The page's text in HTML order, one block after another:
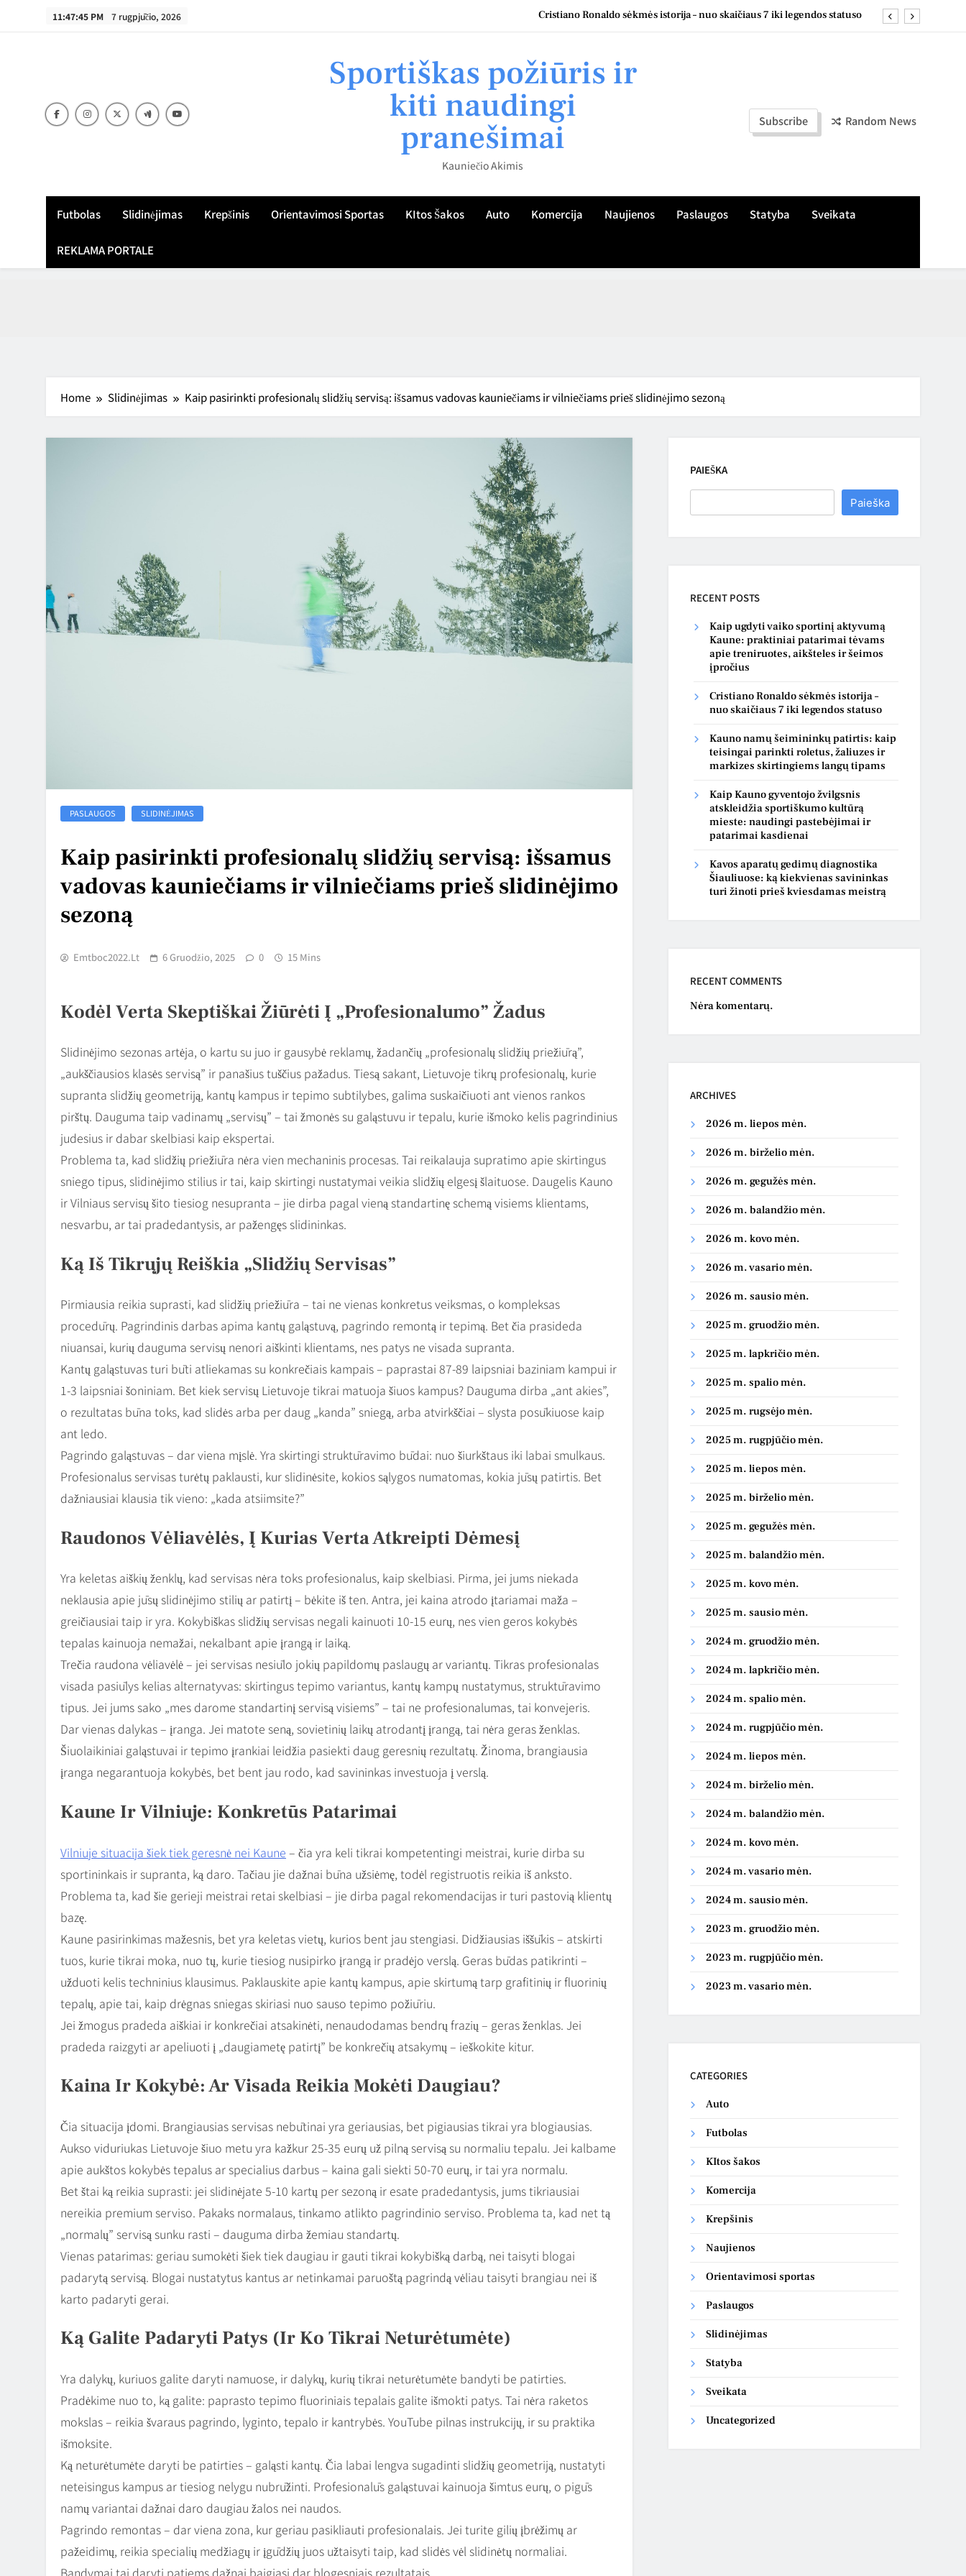
11:47:46 PM 7 rugpjūčio, 2026 Cristiano Ronaldo sėkmės istorija – nuo skaičiaus 7 iki legendos statuso
Kaip Kauno gyventojo žvilgsnis atskleidžia sportiškumo kultūrą mieste: naudingi pastebėjimai ir patarimai kasdienai
Kaip ugdyti vaiko sportinį aktyvumą Kaune: praktiniai patarimai tėvams apie treniruotes, aikšteles ir šeimos įpročius
Cristiano Ronaldo sėkmės istorija – nuo skaičiaus 7 iki legendos statuso
Kauno namų šeimininkų patirtis: kaip teisingai parinkti roletus, žaliuzes ir markizes skirtingiems langų tipams
Kaip Kauno gyventojo žvilgsnis atskleidžia sportiškumo kultūrą mieste: naudingi pastebėjimai ir patarimai kasdienai
Sportiškas požiūris ir
kiti naudingi
pranešimai
Kauniečio Akimis
Subscribe Random News
Futbolas Slidinėjimas Krepšinis Orientavimosi Sportas KItos Šakos Auto Komercija Naujienos Paslaugos Statyba Sveikata
REKLAMA PORTALE
Home Slidinėjimas Kaip pasirinkti profesionalų slidžių servisą: išsamus vadovas kauniečiams ir vilniečiams prieš slidinėjimo sezoną
PASLAUGOS SLIDINĖJIMAS
Kaip pasirinkti profesionalų slidžių servisą: išsamus
vadovas kauniečiams ir vilniečiams prieš slidinėjimo
sezoną
Emtboc2022.lt 6 Gruodžio, 2025 0 15 Mins
Kodėl Verta Skeptiškai Žiūrėti Į „profesionalumo” Žadus
Slidinėjimo sezonas artėja, o kartu su juo ir gausybė reklamų, žadančių „profesionalų slidžių priežiūrą”,
„aukščiausios klasės servisą” ir panašius tuščius pažadus. Tiesą sakant, Lietuvoje tikrų profesionalų, kurie
supranta slidžių geometriją, kantų kampus ir tepimo subtilybes, galima suskaičiuoti ant vienos rankos
pirštų. Dauguma taip vadinamų „servisų” – tai žmonės su galąstuvu ir tepalu, kurie išmoko kelis pagrindinius
judesius ir dabar skelbiasi kaip ekspertai.
Problema ta, kad slidžių priežiūra nėra vien mechaninis procesas. Tai reikalauja supratimo apie skirtingus
sniego tipus, slidinėjimo stilius ir tai, kaip skirtingi nustatymai veikia slidžių elgesį šlaituose. Daugelis Kauno
ir Vilniaus servisų šito tiesiog nesupranta – jie dirba pagal vieną standartinę schemą visiems klientams,
nesvarbu, ar tai pradedantysis, ar pažengęs slidininkas.
Ką Iš Tikrųjų Reiškia „slidžių Servisas”
Pirmiausia reikia suprasti, kad slidžių priežiūra – tai ne vienas konkretus veiksmas, o kompleksas
procedūrų. Pagrindinis darbas apima kantų galąstuvą, pagrindo remontą ir tepimą. Bet čia prasideda
niuansai, kurių dauguma servisų nenori aiškinti klientams, nes patys ne visada supranta.
Kantų galąstuvas turi būti atliekamas su konkrečiais kampais – paprastai 87-89 laipsniai baziniam kampui ir
1-3 laipsniai šoniniam. Bet kiek servisų Lietuvoje tikrai matuoja šiuos kampus? Dauguma dirba „ant akies”,
o rezultatas būna toks, kad slidės arba per daug „kanda” sniegą, arba atvirkščiai – slysta posūkiuose kaip
ant ledo.
Pagrindo galąstuvas – dar viena mįslė. Yra skirtingi struktūravimo būdai: nuo šiurkštaus iki labai smulkaus.
Profesionalus servisas turėtų paklausti, kur slidinėsite, kokios sąlygos numatomas, kokia jūsų patirtis. Bet
dažniausiai klausia tik vieno: „kada atsiimsite?”
Raudonos Vėliavėlės, Į Kurias Verta Atkreipti Dėmesį
Yra keletas aiškių ženklų, kad servisas nėra toks profesionalus, kaip skelbiasi. Pirma, jei jums niekada
neklausia apie jūsų slidinėjimo stilių ar patirtį – bėkite iš ten. Antra, jei kaina atrodo įtariamai maža –
greičiausiai taip ir yra. Kokybiškas slidžių servisas negali kainuoti 10-15 eurų, nes vien geros kokybės
tepalas kainuoja nemažai, nekalbant apie įrangą ir laiką.
Trečia raudona vėliavėlė – jei servisas nesiūlo jokių papildomų paslaugų ar variantų. Tikras profesionalas
visada pasiūlys kelias alternatyvas: skirtingus tepimo variantus, kantų kampų nustatymus, struktūravimo
tipus. Jei jums sako „mes darome standartinį servisą visiems” – tai ne profesionalumas, tai konvejeris.
Dar vienas dalykas – įranga. Jei matote seną, sovietinių laikų atrodantį įrangą, tai nėra geras ženklas.
Šiuolaikiniai galąstuvai ir tepimo įrankiai leidžia pasiekti daug geresnių rezultatų. Žinoma, brangiausia
įranga negarantuoja kokybės, bet bent jau rodo, kad savininkas investuoja į verslą.
Kaune Ir Vilniuje: Konkretūs Patarimai
Vilniuje situacija šiek tiek geresnė nei Kaune – čia yra keli tikrai kompetentingi meistrai, kurie dirba su
sportininkais ir supranta, ką daro. Tačiau jie dažnai būna užsiėmę, todėl registruotis reikia iš anksto.
Problema ta, kad šie gerieji meistrai retai skelbiasi – jie dirba pagal rekomendacijas ir turi pastovią klientų
bazę.
Kaune pasirinkimas mažesnis, bet yra keletas vietų, kurios bent jau stengiasi. Didžiausias iššūkis – atskirti
tuos, kurie tikrai moka, nuo tų, kurie tiesiog nusipirko įrangą ir pradėjo verslą. Geras būdas patikrinti –
užduoti kelis techninius klausimus. Paklauskite apie kantų kampus, apie skirtumą tarp grafitinių ir fluorinių
tepalų, apie tai, kaip drėgnas sniegas skiriasi nuo sauso tepimo požiūriu.
Jei žmogus pradeda aiškiai ir konkrečiai atsakinėti, nenaudodamas bendrų frazių – geras ženklas. Jei
pradeda raizgyti ar apeliuoti į „daugiametę patirtį” be konkrečių atsakymų – ieškokite kitur.
Kaina Ir Kokybė: Ar Visada Reikia Mokėti Daugiau?
Čia situacija įdomi. Brangiausias servisas nebūtinai yra geriausias, bet pigiausias tikrai yra blogiausias.
Aukso viduriukas Lietuvoje šiuo metu yra kažkur 25-35 eurų už pilną servisą su normaliu tepalu. Jei kalbame
apie aukštos kokybės tepalus ar specialius darbus – kaina gali siekti 50-70 eurų, ir tai yra normalu.
Bet štai ką reikia suprasti: jei slidinėjate 5-10 kartų per sezoną ir esate pradedantysis, jums tikriausiai
nereikia premium serviso. Pakaks normalaus, tinkamo atlikto pagrindinio serviso. Problema ta, kad net tą
„normalų” servisą sunku rasti – dauguma dirba žemiau standartų.
Vienas patarimas: geriau sumokėti šiek tiek daugiau ir gauti tikrai kokybišką darbą, nei taisyti blogai
padarytą servisą. Blogai nustatytus kantus ar netinkamai paruoštą pagrindą vėliau taisyti brangiau nei iš
karto padaryti gerai.
Ką Galite Padaryti Patys (ir Ko Tikrai Neturėtumėte)
Yra dalykų, kuriuos galite daryti namuose, ir dalykų, kurių tikrai neturėtumėte bandyti be patirties.
Pradėkime nuo to, ką galite: paprasto tepimo fluoriniais tepalais galite išmokti patys. Tai nėra raketos
mokslas – reikia švaraus pagrindo, lyginto, tepalo ir kantrybės. YouTube pilnas instrukcijų, ir su praktika
išmoksite.
Ką neturėtumėte daryti be patirties – galąsti kantų. Čia labai lengva sugadinti slidžių geometriją, nustatyti
neteisingus kampus ar tiesiog nelygu nubrūžinti. Profesionalūs galąstuvai kainuoja šimtus eurų, o pigūs
namų variantai dažnai daro daugiau žalos nei naudos.
Pagrindo remontas – dar viena zona, kur geriau pasikliauti profesionalais. Jei turite gilių įbrėžimų ar
pažeidimų, reikia specialių medžiagų ir įgūdžių juos užtaisyti taip, kad slidės vėl slidinėtų normaliai.
Bandymai tai daryti patiems dažnai baigiasi dar blogesniais rezultatais.
PAIEŠKA
Paieška
RECENT POSTS
Kaip ugdyti vaiko sportinį aktyvumą
Kaune: praktiniai patarimai tėvams
apie treniruotes, aikšteles ir šeimos
įpročius
Cristiano Ronaldo sėkmės istorija –
nuo skaičiaus 7 iki legendos statuso
Kauno namų šeimininkų patirtis: kaip
teisingai parinkti roletus, žaliuzes ir
markizes skirtingiems langų tipams
Kaip Kauno gyventojo žvilgsnis
atskleidžia sportiškumo kultūrą
mieste: naudingi pastebėjimai ir
patarimai kasdienai
Kavos aparatų gedimų diagnostika
Šiauliuose: ką kiekvienas savininkas
turi žinoti prieš kviesdamas meistrą
RECENT COMMENTS
Nėra komentarų.
ARCHIVES
2026 m. liepos mėn.
2026 m. birželio mėn.
2026 m. gegužės mėn.
2026 m. balandžio mėn.
2026 m. kovo mėn.
2026 m. vasario mėn.
2026 m. sausio mėn.
2025 m. gruodžio mėn.
2025 m. lapkričio mėn.
2025 m. spalio mėn.
2025 m. rugsėjo mėn.
2025 m. rugpjūčio mėn.
2025 m. liepos mėn.
2025 m. birželio mėn.
2025 m. gegužės mėn.
2025 m. balandžio mėn.
2025 m. kovo mėn.
2025 m. sausio mėn.
2024 m. gruodžio mėn.
2024 m. lapkričio mėn.
2024 m. spalio mėn.
2024 m. rugpjūčio mėn.
2024 m. liepos mėn.
2024 m. birželio mėn.
2024 m. balandžio mėn.
2024 m. kovo mėn.
2024 m. vasario mėn.
2024 m. sausio mėn.
2023 m. gruodžio mėn.
2023 m. rugpjūčio mėn.
2023 m. vasario mėn.
CATEGORIES
Auto
Futbolas
KItos šakos
Komercija
Krepšinis
Naujienos
Orientavimosi sportas
Paslaugos
Slidinėjimas
Statyba
Sveikata
Uncategorized